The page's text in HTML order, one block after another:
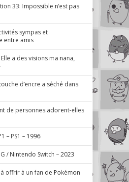
33: Impossible n’est pas
sympas et
entre amis
a des visions ma nana,
d’encre a séché dans
de personnes adorent-elles
– PS1 – 1996
/ Nintendo Switch – 2023
offrir à un fan de Pokémon